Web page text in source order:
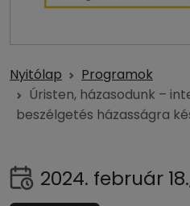
Nyitólap
Programok
Úristen, házasodunk –
beszélgetés házasságra
2024. február